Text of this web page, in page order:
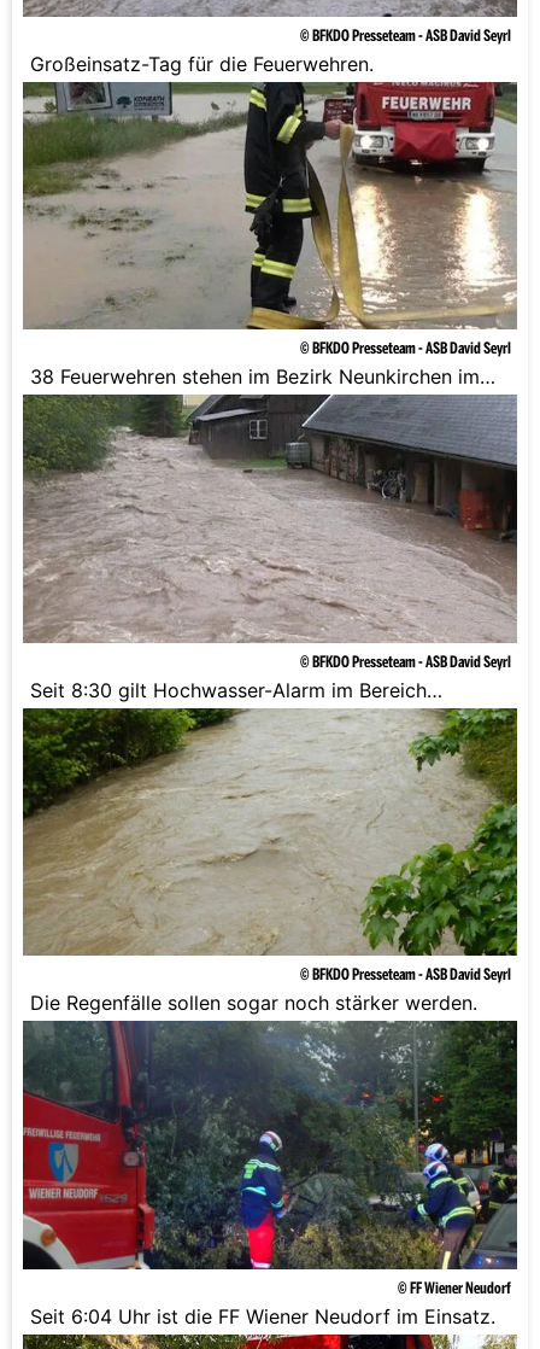
© BFKDO Presseteam - ASB David Seyrl
Großeinsatz-Tag für die Feuerwehren.
© BFKDO Presseteam - ASB David Seyrl
38 Feuerwehren stehen im Bezirk Neunkirchen im
Einsatz.
© BFKDO Presseteam - ASB David Seyrl
Seit 8:30 gilt Hochwasser-Alarm im Bereich
Gloggnitz (Schwarza) und Warth (Pitten).
© BFKDO Presseteam - ASB David Seyrl
Die Regenfälle sollen sogar noch stärker werden.
© FF Wiener Neudorf
Seit 6:04 Uhr ist die FF Wiener Neudorf im Einsatz.